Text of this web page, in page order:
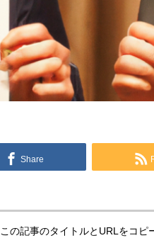
Share
この記事のタイトルとURLをコピ